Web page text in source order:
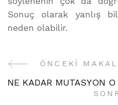
Sonuç olarak yanlış
neden olabilir.
YazıÖNCEKI
NE KADAR MUTASYON